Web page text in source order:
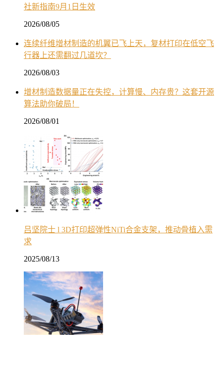
社新指南9月1日生效
2026/08/05
连续纤维增材制造的机翼已飞上天，复材打印在低空飞
行器上还需翻过几道坎？
2026/08/03
增材制造数据量正在失控，计算慢、内存贵？这套开源
算法助你破局！
2026/08/01
吕坚院士 l 3D打印超弹性NiTi合金支架，推动骨植入需
求
2025/08/13